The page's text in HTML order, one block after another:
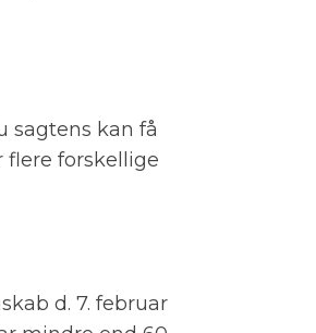
sagtens kan få
flere forskellige
d. 7. februar